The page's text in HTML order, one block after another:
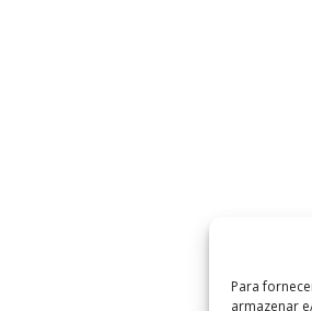
Para
armazenar